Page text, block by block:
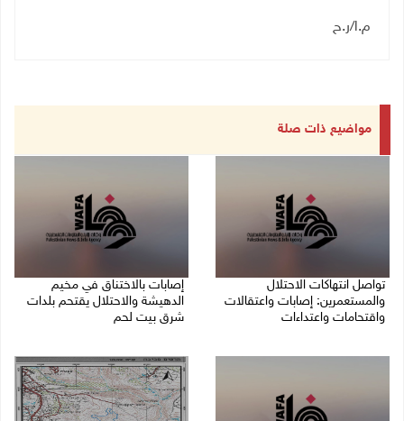
م.ا/ر.ح
مواضيع ذات صلة
تواصل انتهاكات الاحتلال
والمستعمرين: إصابات واعتقالات
واقتحامات واعتداءات
إصابات بالاختناق في مخيم
الدهيشة والاحتلال يقتحم بلدات
شرق بيت لحم